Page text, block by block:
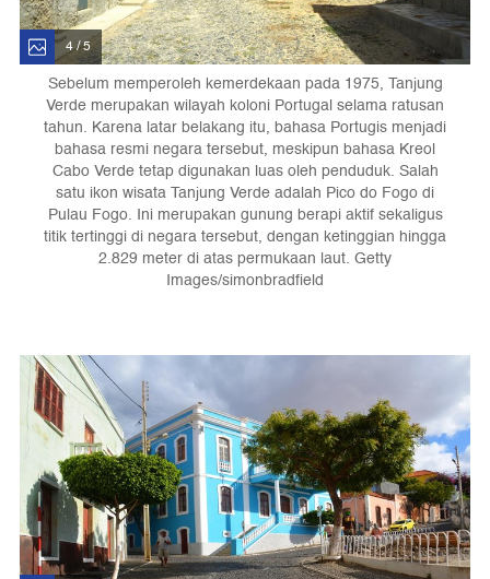
4 / 5
Sebelum memperoleh kemerdekaan pada 1975, Tanjung
Verde merupakan wilayah koloni Portugal selama ratusan
tahun. Karena latar belakang itu, bahasa Portugis menjadi
bahasa resmi negara tersebut, meskipun bahasa Kreol
Cabo Verde tetap digunakan luas oleh penduduk. Salah
satu ikon wisata Tanjung Verde adalah Pico do Fogo di
Pulau Fogo. Ini merupakan gunung berapi aktif sekaligus
titik tertinggi di negara tersebut, dengan ketinggian hingga
2.829 meter di atas permukaan laut. Getty
Images/simonbradfield